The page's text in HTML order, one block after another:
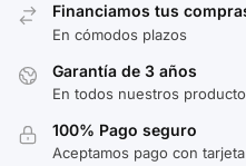
Financiamos tus
En cómodos plazos
Garantía de 3 años
En todos nuestros
100% Pago seguro
Aceptamos pago con